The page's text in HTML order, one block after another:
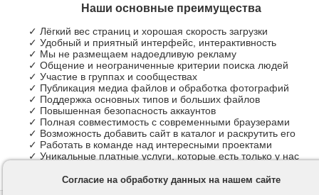
Наши основные преимущества
✓ Лёгкий вес страниц и хорошая скорость загрузки
✓ Удобный и приятный интерфейс, интерактивность
✓ Мы не размещаем надоедливую рекламу
✓ Общение и неограниченные критерии поиска людей
✓ Участие в группах и сообществах
✓ Публикация медиа файлов и обработка фотографий
✓ Поддержка основных типов и больших файлов
✓ Повышенная безопасность аккаунтов
✓ Полная совместимость с современными браузерами
✓ Возможность добавить сайт в каталог и раскрутить его
✓ Работать в команде над интересными проектами
✓ Уникальные платные услуги, которые есть только у нас
Согласие на обработку данных на нашем сайте